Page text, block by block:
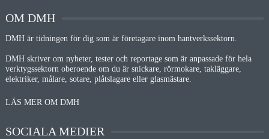
OM DMH
DMH är tidningen för dig som är företagare inom hantverkssektorn.
DMH skriver om nyheter, tester och reportage som är anpassade för hela
verktygssektorn oberoende om du är snickare, rörmokare, takläggare,
elektriker, målare, sotare, plåtslagare eller glasmästare.
LÄS MER OM DMH
SOCIALA MEDIER